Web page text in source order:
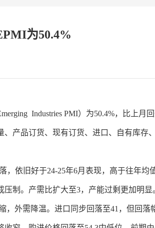
为50.4%
Industries PMI）为50.4%，比上月
产品订货、现有订货、进口、自有库存
依旧好于24-25年6月表现，高于往年均
制。产需比扩大至3，产能过剩更加明
，外需降温。进口同步回落至41，但回落